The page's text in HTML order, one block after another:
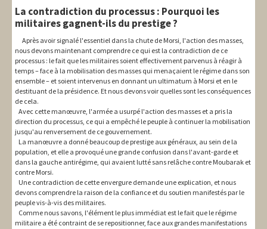
La contradiction du processus : Pourquoi les
militaires gagnent-ils du prestige ?
Après avoir signalé l'essentiel dans la chute de Morsi, l'action des masses,
nous devons maintenant comprendre ce qui est la contradiction de ce
processus : le fait que les militaires soient effectivement parvenus à réagir à
temps – face à la mobilisation des masses qui menaçaient le régime dans son
ensemble – et soient intervenus en donnant un ultimatum à Morsi et en le
destituant de la présidence. Et nous devons voir quelles sont les conséquences
de cela.
Avec cette manœuvre, l'armée a usurpé l'action des masses et a pris la
direction du processus, ce qui a empêché le peuple à continuer la mobilisation
jusqu'au renversement de ce gouvernement.
La manœuvre a donné beaucoup de prestige aux généraux, au sein de la
population, et elle a provoqué une grande confusion dans l'avant-garde et
dans la gauche antirégime, qui avaient lutté sans relâche contre Moubarak et
contre Morsi.
Une contradiction de cette envergure demande une explication, et nous
devons comprendre la raison de la confiance et du soutien manifestés par le
peuple vis-à-vis des militaires.
Comme nous savons, l'élément le plus immédiat est le fait que le régime
militaire a été contraint de se repositionner, face aux grandes manifestations